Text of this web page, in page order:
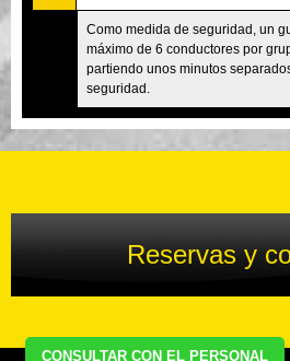
CONSULTAR CON EL PERSONAL
Como medida de seguridad, un
máximo de 6 conductores por
partiendo unos minutos
seguridad.
Reservas y